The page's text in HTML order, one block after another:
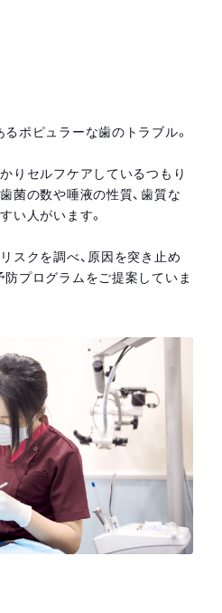
ポピュラーな歯のトラブル。
りセルフケアしているつもり
菌の数や唾液の性質、歯質な
い人がいます。
スクを調べ、原因を突き止め
プログラムをご提案していま